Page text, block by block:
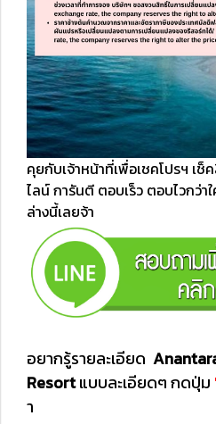
คุยกับเจ้าหน้าที่เพื่อเชคโปรฯ เ
ไลน์ การันตี ตอบเร็ว ตอบไวกว่า
ล่างนี้เลยจ้า
อยากรู้รายละเอียด
Resortแบบละเอียดๆ กดปุ่ม
า